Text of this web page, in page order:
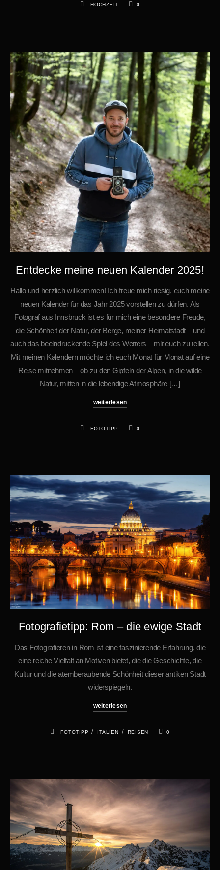
HOCHZEIT 0
Entdecke meine neuen Kalender 2025!
Hallo und herzlich willkommen! Ich freue mich riesig, euch meine
neuen Kalender für das Jahr 2025 vorstellen zu dürfen. Als
Fotograf aus Innsbruck ist es für mich eine besondere Freude,
die Schönheit der Natur, der Berge, meiner Heimatstadt – und
auch das beeindruckende Spiel des Wetters – mit euch zu teilen.
Mit meinen Kalendern möchte ich euch Monat für Monat auf eine
Reise mitnehmen – ob zu den Gipfeln der Alpen, in die wilde
Natur, mitten in die lebendige Atmosphäre […]
weiterlesen
FOTOTIPP 0
Fotografietipp: Rom – die ewige Stadt
Das Fotografieren in Rom ist eine faszinierende Erfahrung, die
eine reiche Vielfalt an Motiven bietet, die die Geschichte, die
Kultur und die atemberaubende Schönheit dieser antiken Stadt
widerspiegeln.
weiterlesen
FOTOTIPP / ITALIEN / REISEN 0